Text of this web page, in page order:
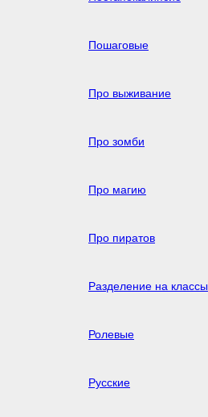
Пошаговые
Про выживание
Про зомби
Про магию
Про пиратов
Разделение на классы
Ролевые
Русские